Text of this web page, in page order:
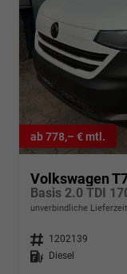
ab 778,– € mtl.
Volkswagen
unverbindliche
Fahrzeugnr. 1202139
Kraftstoff
Diesel